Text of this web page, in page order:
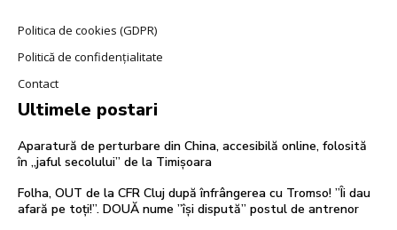
Politica de cookies (GDPR)
Politică de confidențialitate
Contact
Ultimele postari
Aparatură de perturbare din China, accesibilă online, folosită
în „jaful secolului” de la Timișoara
Folha, OUT de la CFR Cluj după înfrângerea cu Tromso! ”Îi dau
afară pe toți!”. DOUĂ nume ”își dispută” postul de antrenor